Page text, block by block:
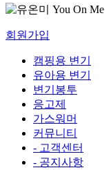
회원가입
캠핑용 변기
유아용 변기
변기봉투
응고제
가스워머
커뮤니티
- 고객센터
- 공지사항